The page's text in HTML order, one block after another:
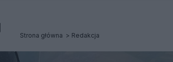
Strona główna Redakcja